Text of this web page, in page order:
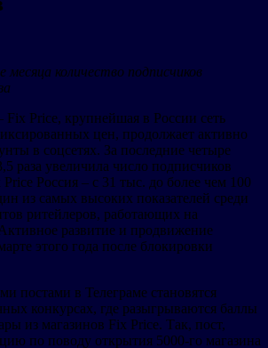
месяца количество подписчиков
Fix Price, крупнейшая в России сеть
цен, продолжает активно
в соцсетях. За последние четыре
раза увеличила число подписчиков
Россия – с 31 тыс. до более чем 100
из самых высоких показателей среди
ритейлеров, работающих на
развитие и продвижение
этого года после блокировки
постами в Телеграме становятся
конкурсах, где разыгрываются баллы
из магазинов Fix Price. Так, пост,
по поводу открытия 5000-го магазина